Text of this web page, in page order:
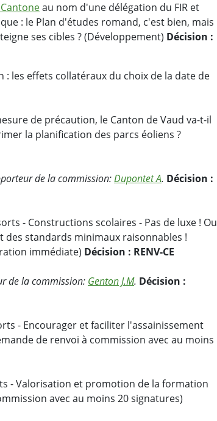
au nom d'une délégation du FIR et
: le Plan d'études romand, c'est bien, mais
ses cibles ? (Développement) Décision :
: les effets collatéraux du choix de la date de
de précaution, le Canton de Vaud va-t-il
la planification des parcs éoliens ?
de la commission:Dupontet A. Décision :
- Constructions scolaires - Pas de luxe ! Ou
standards minimaux raisonnables !
immédiate) Décision : RENV-CE
de la commission: Genton J.M. Décision :
- Encourager et faciliter l'assainissement
de renvoi à commission avec au moins
- Valorisation et promotion de la formation
avec au moins 20 signatures)